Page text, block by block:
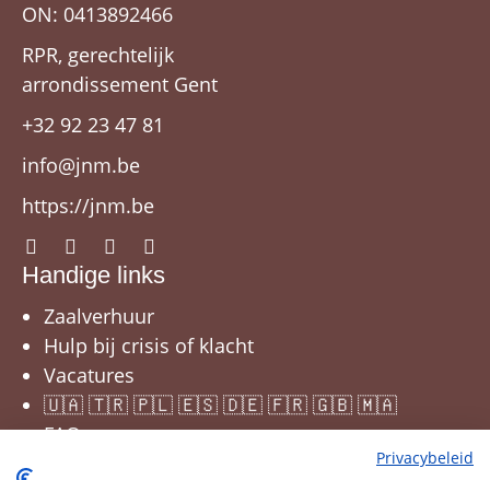
ON: 0413892466
RPR, gerechtelijk
arrondissement Gent
+32 92 23 47 81
info@jnm.be
https://jnm.be
Handige links
Zaalverhuur
Hulp bij crisis of klacht
Vacatures
🇺🇦 🇹🇷 🇵🇱 🇪🇸 🇩🇪 🇫🇷 🇬🇧 🇲🇦
FAQ
Privacybeleid